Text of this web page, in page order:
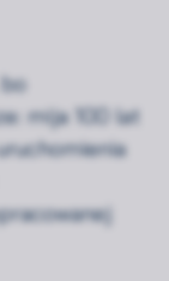
mija 100 lat